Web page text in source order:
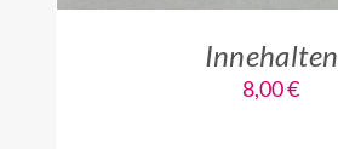
Innehalten
8,00€